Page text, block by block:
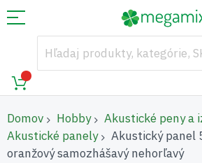
Domov Hobby
Akustické peny a
Akustické panely
Akustický panel
oranžový samozhášavý nehorľavý